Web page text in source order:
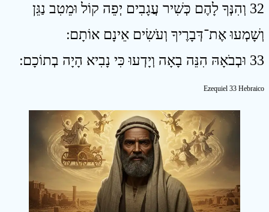
32 וְהִנְּךָ לָהֶם כְּשִׁיר עֲגָבִים יְפֵה קוֹל וּמֵטִב נַגֵּן
וְשָׁמְעוּ אֶת־דְּבָרֶיךָ וְעֹשִׂים אֵינָם אוֹתָם ׃
33 וּבְבֹאָהּ הִנֵּה בָאָה וְיָדְעוּ כִּי נָבִיא הָיָה בְתוֹכָם ׃
Ezequiel 33 Hebraico